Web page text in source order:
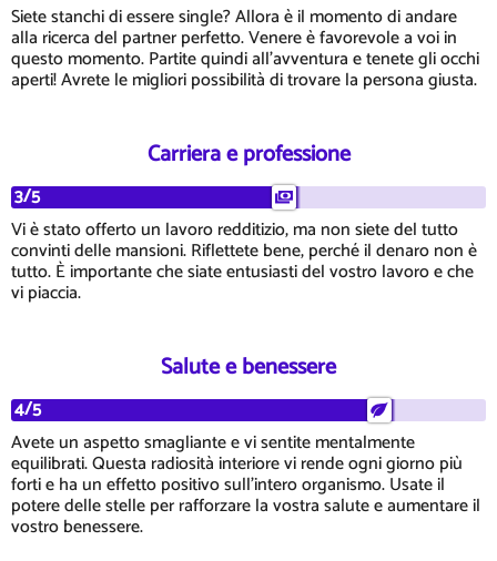
Siete stanchi di essere single? Allora è il momento di andare
alla ricerca del partner perfetto. Venere è favorevole a voi in
questo momento. Partite quindi all'avventura e tenete gli occhi
aperti! Avrete le migliori possibilità di trovare la persona giusta.
Carriera e professione
3/5
Vi è stato offerto un lavoro redditizio, ma non siete del tutto
convinti delle mansioni. Riflettete bene, perché il denaro non è
tutto. È importante che siate entusiasti del vostro lavoro e che
vi piaccia.
Salute e benessere
4/5
Avete un aspetto smagliante e vi sentite mentalmente
equilibrati. Questa radiosità interiore vi rende ogni giorno più
forti e ha un effetto positivo sull'intero organismo. Usate il
potere delle stelle per rafforzare la vostra salute e aumentare il
vostro benessere.